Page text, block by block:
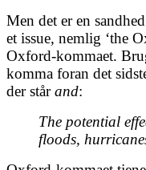
Men det er en
et issue, nemlig ‘the
Oxford-kommaet.
komma foran det
der stårand:
The potential
floods,